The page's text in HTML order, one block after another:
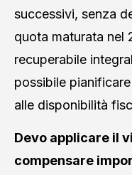
successivi, senza
quota maturata nel
recuperabile
possibile
alle disponibilità
Devo applicare il
compensare